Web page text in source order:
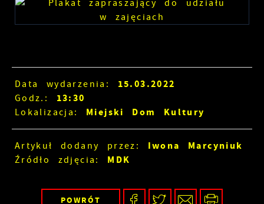
Data wydarzenia: 15.03.2022
Godz.: 13:30
Lokalizacja: Miejski Dom Kultury
Artykuł dodany przez: Iwona Marcyniuk
Źródło zdjęcia: MDK
POWRÓT